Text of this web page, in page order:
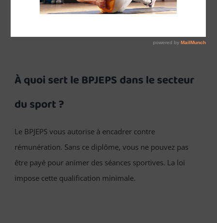
débouchés concrets, les rémunérations possibles et les
À quoi sert le BPJEPS dans le secteur
du sport ?
Le BPJEPS vous autorise à encadrer contre
rémunération. Sans ce diplôme, vous ne pouvez pas
être payé pour animer des séances sportives. La loi
impose cette qualification minimale.